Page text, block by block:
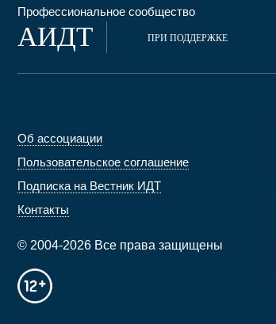
Профессиональное сообщество
АИДТ ПРИ ПОДДЕРЖКЕ
Об ассоциации
Пользовательское соглашение
Подписка на Вестник ИДТ
Контакты
© 2004-2026 Все права защищены